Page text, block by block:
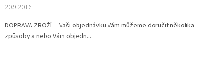
20.9.2016
DOPRAVA ZBOŽÍ Vaši objednávku Vám můžeme doručit několika
způsoby a nebo Vám objedn...